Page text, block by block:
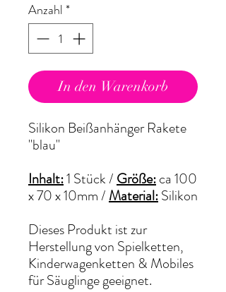
Anzahl*
In den Warenkorb
Silikon Beißanhänger Rakete
"blau"
Inhalt:1 Stück /Größe:ca 100
x 70 x 10mm/Material:Silikon
Dieses Produkt ist zur
Herstellung von Spielketten,
Kinderwagenketten & Mobiles
für Säuglinge geeignet.